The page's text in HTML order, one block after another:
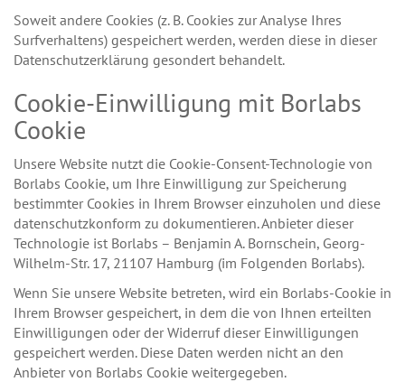
Soweit andere Cookies (z. B. Cookies zur Analyse Ihres
Surfverhaltens) gespeichert werden, werden diese in dieser
Datenschutzerklärung gesondert behandelt.
Cookie-Einwilligung mit Borlabs
Cookie
Unsere Website nutzt die Cookie-Consent-Technologie von
Borlabs Cookie, um Ihre Einwilligung zur Speicherung
bestimmter Cookies in Ihrem Browser einzuholen und diese
datenschutzkonform zu dokumentieren. Anbieter dieser
Technologie ist Borlabs – Benjamin A. Bornschein, Georg-
Wilhelm-Str. 17, 21107 Hamburg (im Folgenden Borlabs).
Wenn Sie unsere Website betreten, wird ein Borlabs-Cookie in
Ihrem Browser gespeichert, in dem die von Ihnen erteilten
Einwilligungen oder der Widerruf dieser Einwilligungen
gespeichert werden. Diese Daten werden nicht an den
Anbieter von Borlabs Cookie weitergegeben.